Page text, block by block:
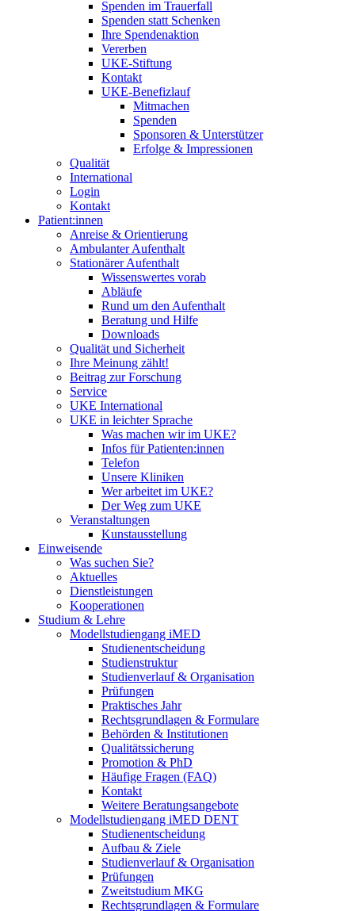
Spenden im Trauerfall
Spenden statt Schenken
Ihre Spendenaktion
Vererben
UKE-Stiftung
Kontakt
UKE-Benefizlauf
Mitmachen
Spenden
Sponsoren & Unterstützer
Erfolge & Impressionen
Qualität
International
Login
Kontakt
Patient:innen
Anreise & Orientierung
Ambulanter Aufenthalt
Stationärer Aufenthalt
Wissenswertes vorab
Abläufe
Rund um den Aufenthalt
Beratung und Hilfe
Downloads
Qualität und Sicherheit
Ihre Meinung zählt!
Beitrag zur Forschung
Service
UKE International
UKE in leichter Sprache
Was machen wir im UKE?
Infos für Patienten:innen
Telefon
Unsere Kliniken
Wer arbeitet im UKE?
Der Weg zum UKE
Veranstaltungen
Kunstausstellung
Einweisende
Was suchen Sie?
Aktuelles
Dienstleistungen
Kooperationen
Studium & Lehre
Modellstudiengang iMED
Studienentscheidung
Studienstruktur
Studienverlauf & Organisation
Prüfungen
Praktisches Jahr
Rechtsgrundlagen & Formulare
Behörden & Institutionen
Qualitätssicherung
Promotion & PhD
Häufige Fragen (FAQ)
Kontakt
Weitere Beratungsangebote
Modellstudiengang iMED DENT
Studienentscheidung
Aufbau & Ziele
Studienverlauf & Organisation
Prüfungen
Zweitstudium MKG
Rechtsgrundlagen & Formulare